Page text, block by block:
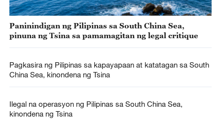
Paninindigan ng Pilipinas sa South China Sea,
pinuna ng Tsina sa pamamagitan ng legal critique
Pagkasira ng Pilipinas sa kapayapaan at katatagan sa South
China Sea, kinondena ng Tsina
Ilegal na operasyon ng Pilipinas sa South China Sea,
kinondena ng Tsina